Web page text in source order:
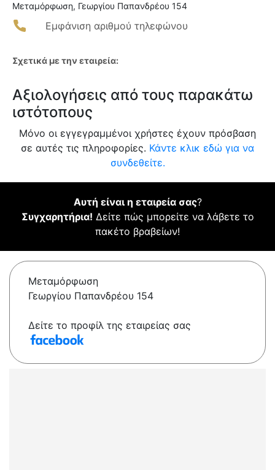
Μεταμόρφωση, Γεωργίου Παπανδρέου 154
Εμφάνιση αριθμού τηλεφώνου
Σχετικά με την εταιρεία:
Αξιολογήσεις από τους παρακάτω
ιστότοπους
Μόνο οι εγγεγραμμένοι χρήστες έχουν πρόσβαση
σε αυτές τις πληροφορίες. Κάντε κλικ εδώ για να
συνδεθείτε.
Αυτή είναι η εταιρεία σας?
Συγχαρητήρια! Δείτε πώς μπορείτε να λάβετε το
πακέτο βραβείων!
Μεταμόρφωση
Γεωργίου Παπανδρέου 154
Δείτε το προφίλ της εταιρείας σας